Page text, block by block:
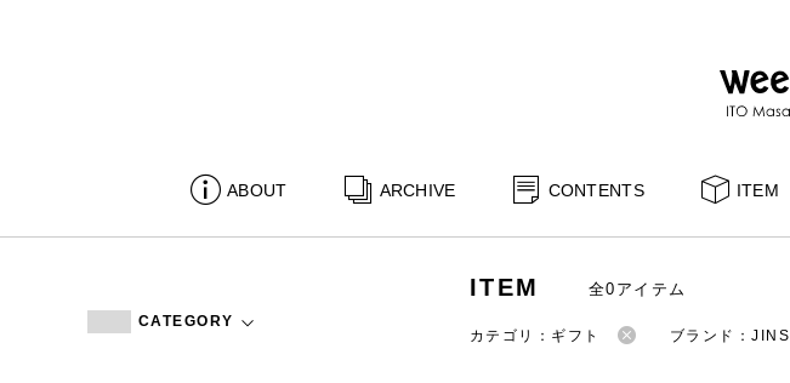
ABOUT ARCHIVE CONTENTS ITEM
CATEGORY
ITEM 全0アイテム
カテゴリ：ギフト ブランド：JINS